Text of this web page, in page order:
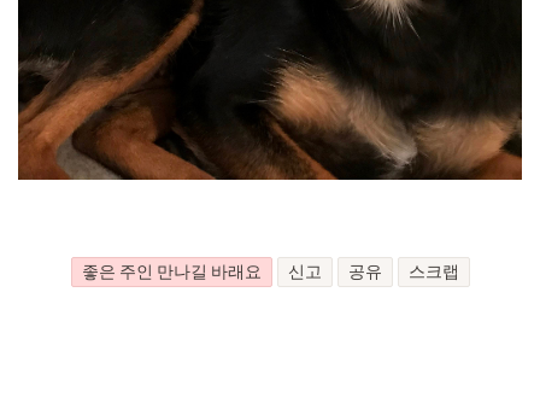
좋은 주인 만나길 바래요 신고 공유 스크랩